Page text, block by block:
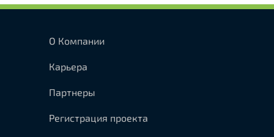
О Компании
Карьера
Партнеры
Регистрация проекта